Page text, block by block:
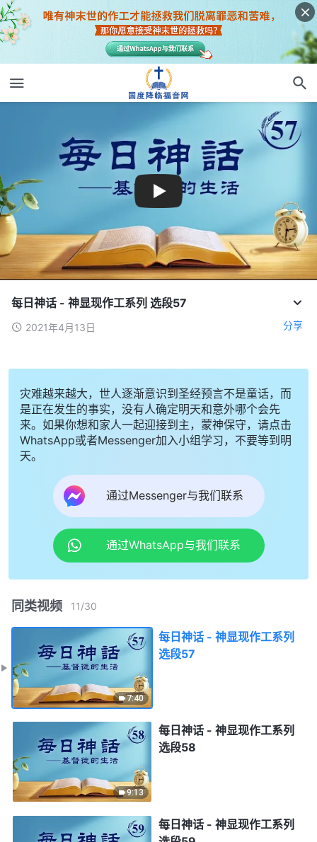
每日神话 - 神显现作工系列 选段57
2021年4月13日 分享
灾难越来越大，世人逐渐意识到圣经预言不是童话，而
是正在发生的事实，没有人确定明天和意外哪个会先
来。如果你想和家人一起迎接到主，蒙神保守，请点击
WhatsApp或者Messenger加入小组学习，不要等到明
天。
通过Messenger与我们联系
通过WhatsApp与我们联系
同类视频 11/30
7:40
每日神话 - 神显现作工系列
选段57
9:13
每日神话 - 神显现作工系列
选段58
每日神话 - 神显现作工系列